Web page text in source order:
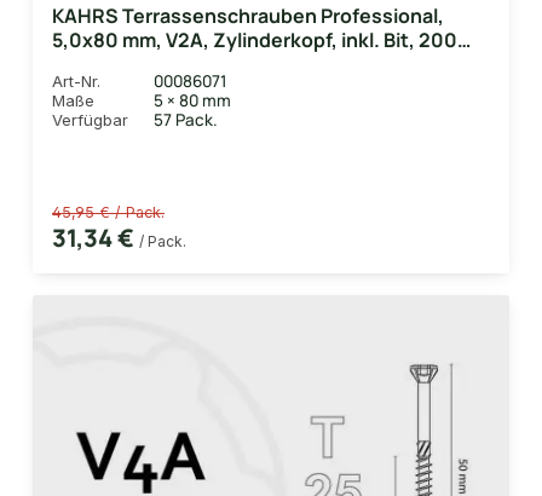
KAHRS Terrassenschrauben Professional,
5,0x80 mm, V2A, Zylinderkopf, inkl. Bit, 200
Art-Nr. 00086071
Maße 5 × 80 mm
Verfügbar 57 Pack.
45,95 € / Pack.
31,34 € / Pack.